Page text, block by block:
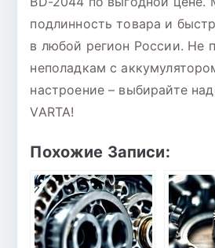
подлинность товара и
в любой регион России. Не
неполадкам с
настроение – выбирайте
VARTA!
Похожие Записи: